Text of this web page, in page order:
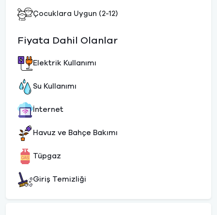
Çocuklara Uygun (2-12)
Fiyata Dahil Olanlar
Elektrik Kullanımı
Su Kullanımı
İnternet
Havuz ve Bahçe Bakımı
Tüpgaz
Giriş Temizliği